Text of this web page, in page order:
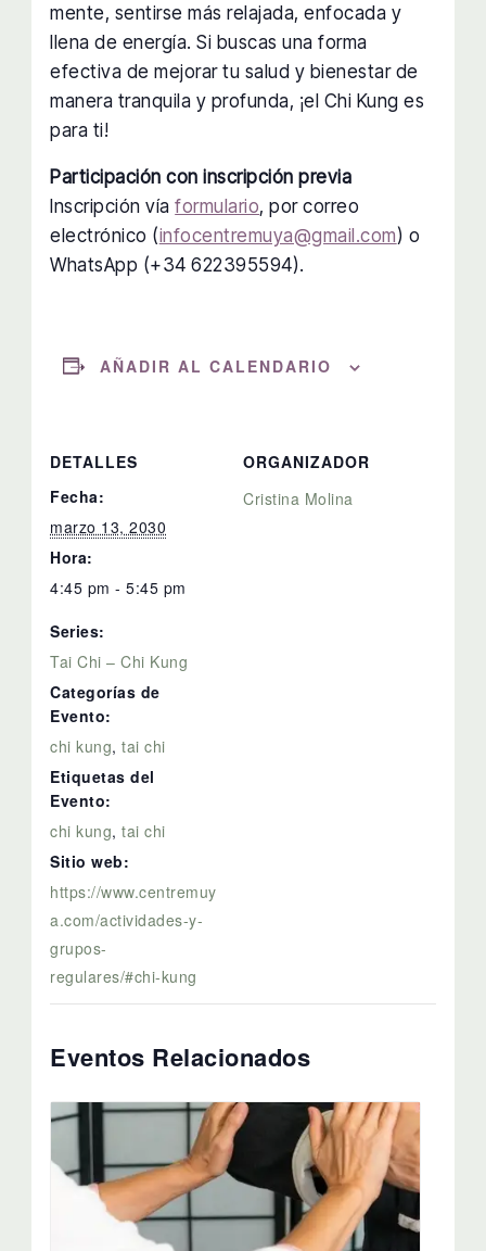
mente, sentirse más relajada, enfocada y
llena de energía. Si buscas una forma
efectiva de mejorar tu salud y bienestar de
manera tranquila y profunda, ¡el Chi Kung es
para ti!
Participación con inscripción previa
Inscripción víaformulario, por correo
electrónico (infocentremuya@gmail.com) o
WhatsApp (+34 622395594).
AÑADIR AL CALENDARIO
DETALLES
Fecha:
marzo 13, 2030
Hora:
4:45 pm - 5:45 pm
Series:
Tai Chi – Chi Kung
Categorías de
Evento:
chi kung,tai chi
Etiquetas del
Evento:
chi kung,tai chi
Sitio web:
https://www.centremuy
a.com/actividades-y-
grupos-
regulares/#chi-kung
ORGANIZADOR
Cristina Molina
Eventos Relacionados